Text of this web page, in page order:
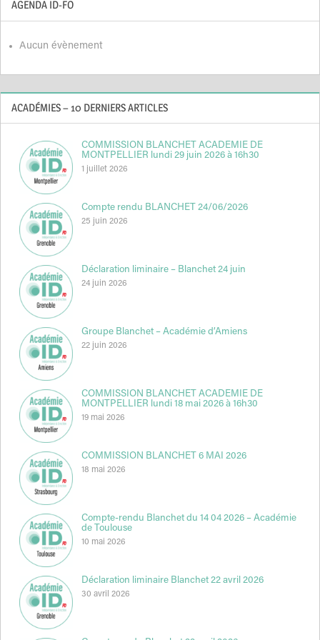
AGENDA ID-FO
Aucun évènement
ACADÉMIES – 10 DERNIERS ARTICLES
COMMISSION BLANCHET ACADEMIE DE
MONTPELLIER lundi 29 juin 2026 à 16h30
1 juillet 2026
Compte rendu BLANCHET 24/06/2026
25 juin 2026
Déclaration liminaire – Blanchet 24 juin
24 juin 2026
Groupe Blanchet – Académie d’Amiens
22 juin 2026
COMMISSION BLANCHET ACADEMIE DE
MONTPELLIER lundi 18 mai 2026 à 16h30
19 mai 2026
COMMISSION BLANCHET 6 MAI 2026
18 mai 2026
Compte-rendu Blanchet du 14 04 2026 – Académie
de Toulouse
10 mai 2026
Déclaration liminaire Blanchet 22 avril 2026
30 avril 2026